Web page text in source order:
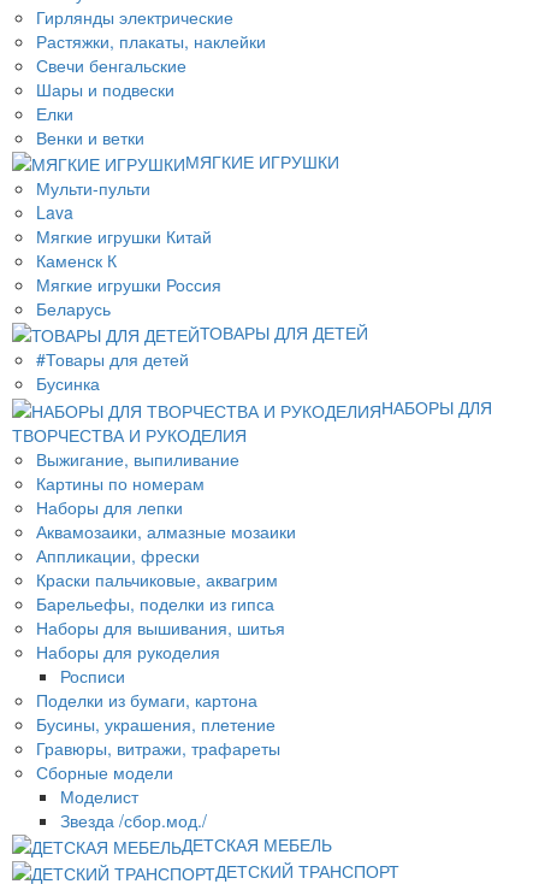
Гирлянды электрические
Растяжки, плакаты, наклейки
Свечи бенгальские
Шары и подвески
Елки
Венки и ветки
МЯГКИЕ ИГРУШКИ
Мульти-пульти
Lava
Мягкие игрушки Китай
Каменск К
Мягкие игрушки Россия
Беларусь
ТОВАРЫ ДЛЯ ДЕТЕЙ
#Товары для детей
Бусинка
НАБОРЫ ДЛЯ
ТВОРЧЕСТВА И РУКОДЕЛИЯ
Выжигание, выпиливание
Картины по номерам
Наборы для лепки
Аквамозаики, алмазные мозаики
Аппликации, фрески
Краски пальчиковые, аквагрим
Барельефы, поделки из гипса
Наборы для вышивания, шитья
Наборы для рукоделия
Росписи
Поделки из бумаги, картона
Бусины, украшения, плетение
Гравюры, витражи, трафареты
Сборные модели
Моделист
Звезда /сбор.мод./
ДЕТСКАЯ МЕБЕЛЬ
ДЕТСКИЙ ТРАНСПОРТ